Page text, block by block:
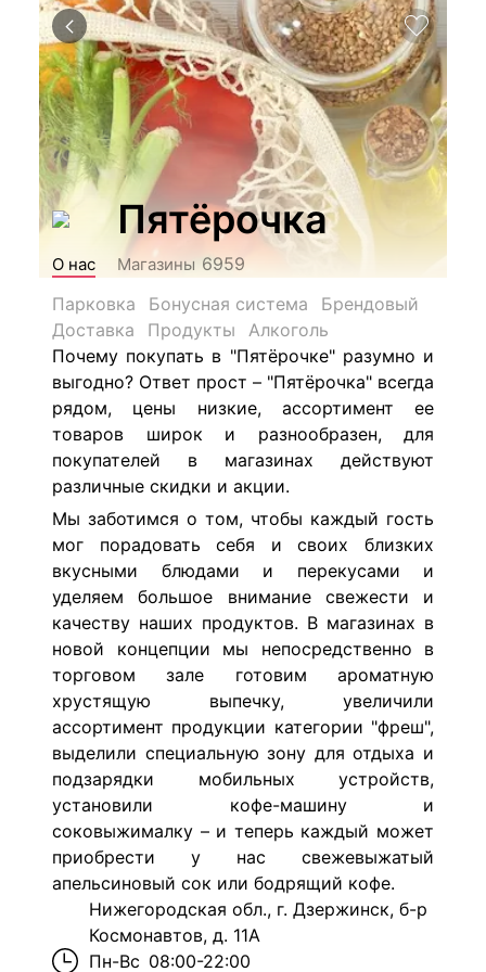
Пятёрочка
О нас Магазины 6959
Парковка
Бонусная система
Брендовый
Доставка
Продукты
Алкоголь
Почему покупать в "Пятёрочке" разумно и
выгодно? Ответ прост – "Пятёрочка" всегда
рядом, цены низкие, ассортимент ее
товаров широк и разнообразен, для
покупателей в магазинах действуют
различные скидки и акции.
Мы заботимся о том, чтобы каждый гость
мог порадовать себя и своих близких
вкусными блюдами и перекусами и
уделяем большое внимание свежести и
качеству наших продуктов. В магазинах в
новой концепции мы непосредственно в
торговом зале готовим ароматную
хрустящую выпечку, увеличили
ассортимент продукции категории "фреш",
выделили специальную зону для отдыха и
подзарядки мобильных устройств,
установили кофе-машину и
соковыжималку – и теперь каждый может
приобрести у нас свежевыжатый
апельсиновый сок или бодрящий кофе.
Нижегородская обл., г. Дзержинск, б-р
Космонавтов, д. 11А
Пн-Вс 08:00-22:00